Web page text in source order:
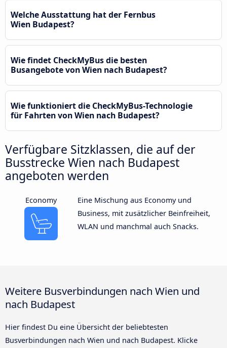
Welche Ausstattung hat der Fernbus
Wien Budapest?
Wie findet CheckMyBus die besten
Busangebote von Wien nach Budapest?
Wie funktioniert die CheckMyBus-Technologie
für Fahrten von Wien nach Budapest?
Verfügbare Sitzklassen, die auf der
Busstrecke Wien nach Budapest
angeboten werden
Economy
Eine Mischung aus Economy und
Business, mit zusätzlicher Beinfreiheit,
WLAN und manchmal auch Snacks.
Weitere Busverbindungen nach Wien und
nach Budapest
Hier findest Du eine Übersicht der beliebtesten
Busverbindungen nach Wien und nach Budapest. Klicke